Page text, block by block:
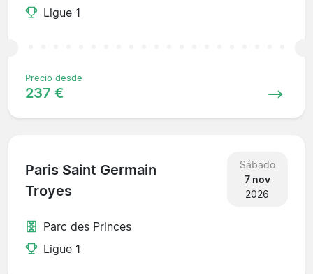
Ligue 1
Precio desde
237 €
Paris Saint Germain
Troyes
Sábado
7 nov
2026
Parc des Princes
Ligue 1